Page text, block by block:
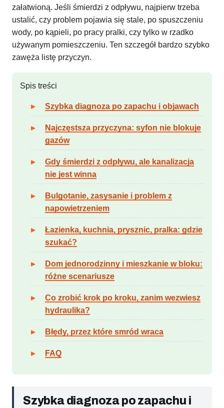
załatwioną. Jeśli śmierdzi z odpływu, najpierw trzeba
ustalić, czy problem pojawia się stale, po spuszczeniu
wody, po kąpieli, po pracy pralki, czy tylko w rzadko
używanym pomieszczeniu. Ten szczegół bardzo szybko
zawęża listę przyczyn.
Spis treści
Szybka diagnoza po zapachu i objawach
Najczęstsza przyczyna: syfon nie blokuje
gazów
Gdy śmierdzi z odpływu, ale kanalizacja
nie jest winna
Bulgotanie, zasysanie i problem z
napowietrzeniem
Łazienka, kuchnia, prysznic, pralka: gdzie
szukać?
Dom jednorodzinny i mieszkanie w bloku:
różne scenariusze
Co zrobić krok po kroku, zanim wezwiesz
hydraulika?
Błędy, przez które smród wraca
FAQ
Szybka diagnoza po zapachu i